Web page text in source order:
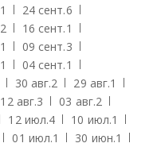
1 24 сент.6
2 16 сент.1
1 09 сент.3
1 04 сент.1
30 авг.2 29 авг.1
12 авг.3 03 авг.2
12 июл.4 10 июл.1
01 июл.1 30 июн.1